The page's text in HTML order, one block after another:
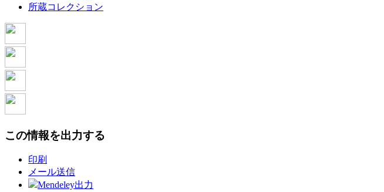
所蔵コレクション
この情報を出力する
印刷
メール送信
Mendeley出力